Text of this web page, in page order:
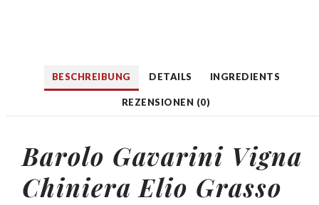
BESCHREIBUNG DETAILS INGREDIENTS
REZENSIONEN (0)
Barolo Gavarini Vigna
Chiniera Elio Grasso